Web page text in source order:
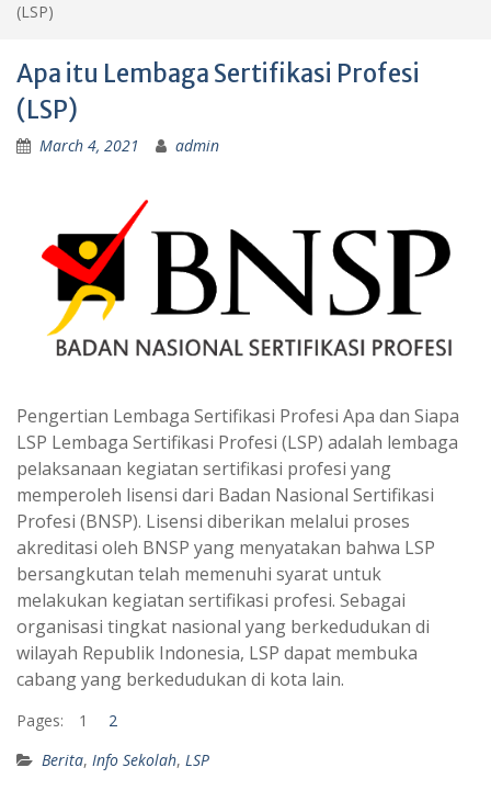
(LSP)
Apa itu Lembaga Sertifikasi Profesi
(LSP)
March 4, 2021 admin
Pengertian Lembaga Sertifikasi Profesi Apa dan Siapa
LSP Lembaga Sertifikasi Profesi (LSP) adalah lembaga
pelaksanaan kegiatan sertifikasi profesi yang
memperoleh lisensi dari Badan Nasional Sertifikasi
Profesi (BNSP). Lisensi diberikan melalui proses
akreditasi oleh BNSP yang menyatakan bahwa LSP
bersangkutan telah memenuhi syarat untuk
melakukan kegiatan sertifikasi profesi. Sebagai
organisasi tingkat nasional yang berkedudukan di
wilayah Republik Indonesia, LSP dapat membuka
cabang yang berkedudukan di kota lain.
Pages: 1
2
Berita, Info Sekolah, LSP